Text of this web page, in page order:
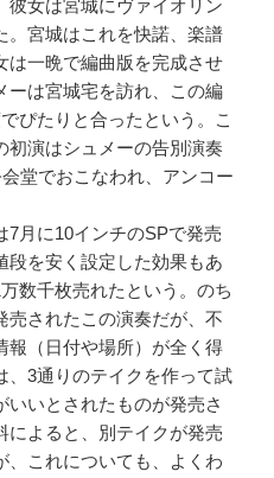
彼女は宮城にヴァイオリン
。宮城はこれを快諾、楽譜
は一晩で編曲版を完成させ
ーは宮城宅を訪れ、この編
ぴたりと合ったという。こ
初演はシュメーの告別演奏
堂でおこなわれ、アンコー
月に10インチのSPで発売
段を安く設定した効果もあ
数千枚売れたという。のち
売されたこの演奏だが、不
報（日付や場所）が全く得
、3通りのテイクを作って試
いとされたものが発売さ
によると、別テイクが発売
、これについても、よくわ